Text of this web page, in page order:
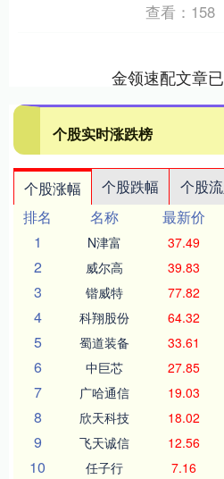
查看： 158
金领速配文章
个股实时涨跌榜
个股涨幅 个股跌幅 个股
排名
名称 最新价
1
N津富 37.49
2 威尔高 39.83
3 锴威特 77.82
4 科翔股份 64.32
5 蜀道装备 33.61
6 中巨芯 27.85
7 广哈通信 19.03
8 欣天科技 18.02
9 飞天诚信 12.56
10 任子行 7.16